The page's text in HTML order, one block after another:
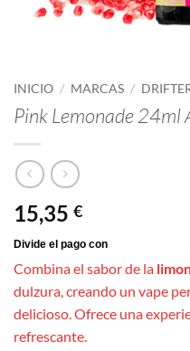
INICIO / MARCAS /
Pink Lemonade 24ml
15,35 €
Combina el sabor de la
dulzura, creando un vape
delicioso. Ofrece una
refrescante.